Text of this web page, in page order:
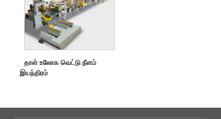
தாள் உலோக வெட்டு நீளம்
இயந்திரம்